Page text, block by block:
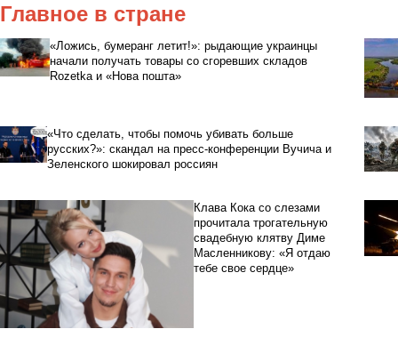
Главное в стране
«Ложись, бумеранг летит!»: рыдающие украинцы
начали получать товары со сгоревших складов
Rozetka и «Нова пошта»
«Что сделать, чтобы помочь убивать больше
русских?»: скандал на пресс-конференции Вучича и
Зеленского шокировал россиян
Клава Кока со слезами
прочитала трогательную
свадебную клятву Диме
Масленникову: «Я отдаю
тебе свое сердце»